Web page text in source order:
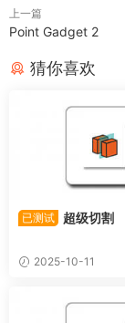
上一篇
Point Gadget 2
猜你喜欢
已测试 超级切割
2025-10-11